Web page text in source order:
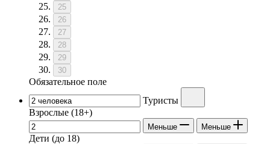
25
26
27
28
29
30
Обязательное поле
Туристы
Взрослые (18+)
Меньше Меньше
Дети (до 18)